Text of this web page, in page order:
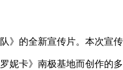
》的全新宣传片。本次宣
妮卡》南极基地而创作的